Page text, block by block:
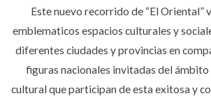
Este nuevo recorrido de “El Oriental”
emblematicos espacios culturales y
diferentes ciudades y provincias en
figuras nacionales invitadas del
cultural que participan de esta exitosa y